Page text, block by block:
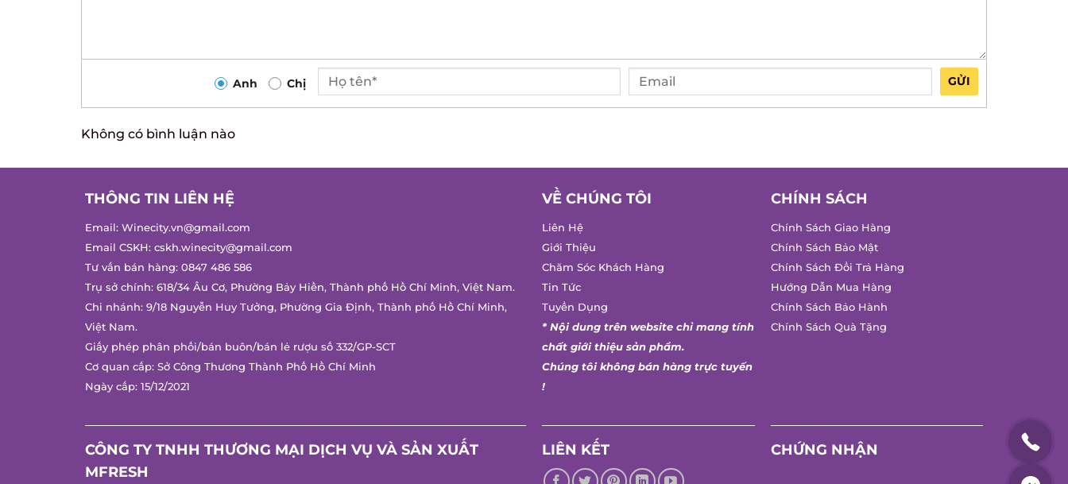
Anh Chị GỬI
Không có bình luận nào
THÔNG TIN LIÊN HỆ
Email:Winecity.vn@gmail.com
Email CSKH:cskh.winecity@gmail.com
Tư vấn bán hàng:0847 486 586
Trụ sở chính: 618/34 Âu Cơ, Phường Bảy Hiền, Thành phố Hồ Chí Minh, Việt Nam.
Chi nhánh: 9/18 Nguyễn Huy Tưởng, Phường Gia Định, Thành phố Hồ Chí Minh,
Việt Nam.
Giấy phép phân phối/bán buôn/bán lẻ rượu số 332/GP-SCT
Cơ quan cấp: Sở Công Thương Thành Phố Hồ Chí Minh
Ngày cấp: 15/12/2021
VỀ CHÚNG TÔI
Liên Hệ
Giới Thiệu
Chăm Sóc Khách Hàng
Tin Tức
Tuyển Dụng
* Nội dung trên website chỉ mang tính
chất giới thiệu sản phẩm.
Chúng tôi không bán hàng trực tuyến
CHÍNH SÁCH
Chính Sách Giao Hàng
Chính Sách Bảo Mật
Chính Sách Đổi Trả Hàng
Hướng Dẫn Mua Hàng
Chính Sách Bảo Hành
Chính Sách Quà Tặng
CÔNG TY TNHH THƯƠNG MẠI DỊCH VỤ VÀ SẢN XUẤT
MFRESH
LIÊN KẾT CHỨNG NHẬN